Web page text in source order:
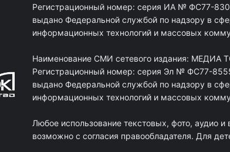
Регистрационный номер: серия ИА № ФС77-
выдано Федеральной службой по надзору в
информационных технологий и массовых
Наименование СМИ сетевого издания: МЕДИА
Регистрационный номер: серия Эл № ФС77-
выдано Федеральной службой по надзору в
информационных технологий и массовых
Любое использование текстовых, фото, аудио и
возможно с согласия правообладателя. Для